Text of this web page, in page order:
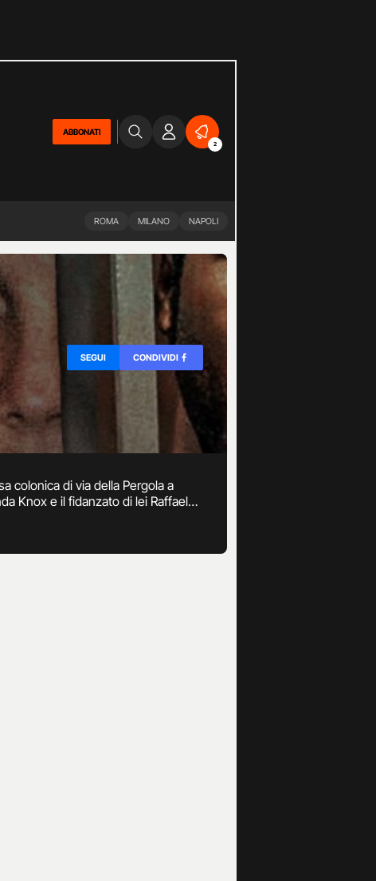
ABBONATI
2
ROMA MILANO NAPOLI
SEGUI CONDIVIDI
colonica di via della Pergola a
Knox e il fidanzato di lei Raffaele
delle ragazze.